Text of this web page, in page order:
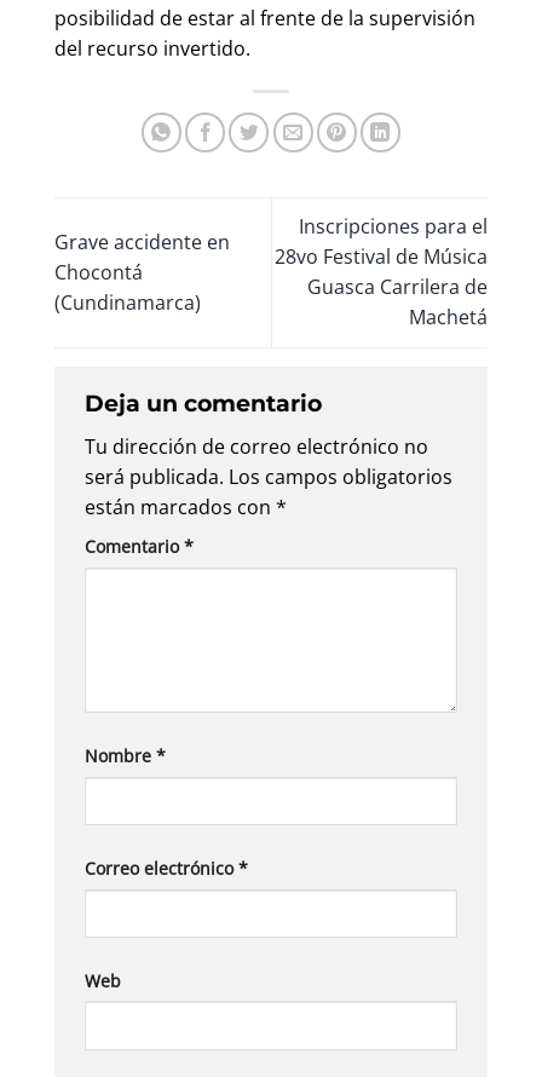
posibilidad de estar al frente de la supervisión
del recurso invertido.
Grave accidente en
Chocontá
(Cundinamarca)
Inscripciones para el
28vo Festival de Música
Guasca Carrilera de
Machetá
Deja un comentario
Tu dirección de correo electrónico no
será publicada. Los campos obligatorios
están marcados con *
Comentario*
Nombre *
Correo electrónico*
Web